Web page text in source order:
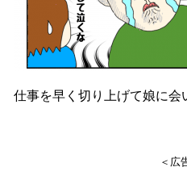
仕事を早く切り上げて娘に会
＜広